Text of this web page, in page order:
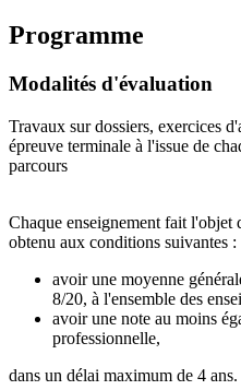
Programme
Modalités d'évaluation
Travaux sur dossiers, exercices
épreuve terminale à l'issue de
parcours
Chaque enseignement fait l'objet
obtenu aux conditions suivantes :
avoir une moyenne
8/20, à l'ensemble des
avoir une note au moins
professionnelle,
dans un délai maximum de 4 ans.